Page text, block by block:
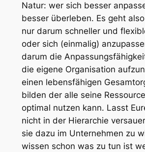
Natur: wer sich besser
besser überleben. Es geht
nur darum schneller und
oder sich (einmalig)
darum die
die eigene Organisation
einen lebensfähigen
bilden der alle seine
optimal nutzen kann. Lasst
nicht in der Hierarchie
sie dazu im Unternehmen zu
wissen schon was zu tun ist